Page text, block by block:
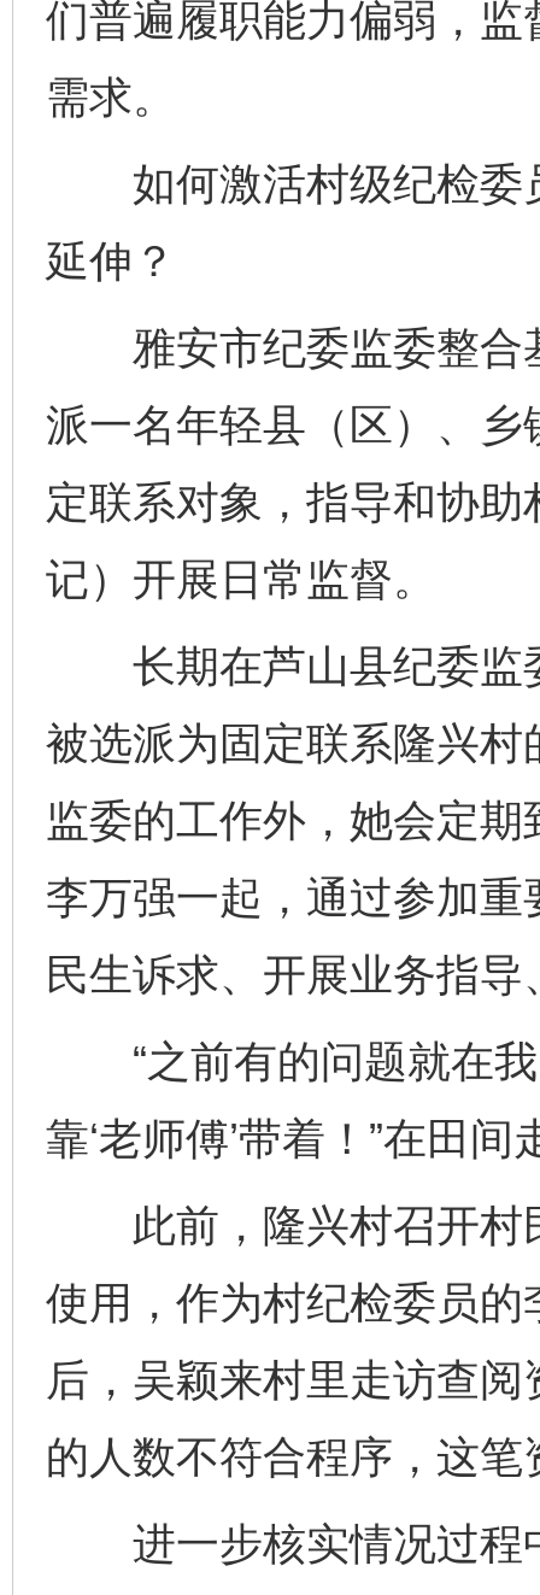
们普遍履职能力偏弱，
需求。
如何激活村级纪检委
延伸？
雅安市纪委监委整合
派一名年轻县（区）、
定联系对象，指导和协
记）开展日常监督。
长期在芦山县纪委监
被选派为固定联系隆兴
监委的工作外，她会定
李万强一起，通过参加
民生诉求、开展业务指
“之前有的问题就在我
靠‘老师傅’带着！”在田
此前，隆兴村召开村
使用，作为村纪检委员
后，吴颖来村里走访查
的人数不符合程序，这
进一步核实情况过程